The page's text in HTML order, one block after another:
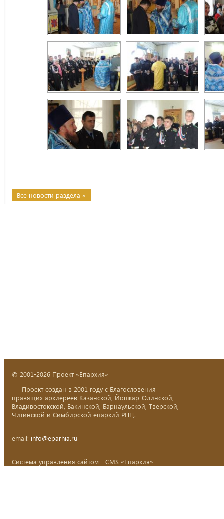
Все новости раздела »
© 2001-2026 Проект «Епархия»
Проект создан в 2001 году с Благословения
правящих архиереев Казанской, Йошкар-Олинской,
Владивостокской, Бакинской, Барнаульской, Тверской,
Читинской и Симбирской епархий РПЦ.
email: info@eparhia.ru
Система управления сайтом - CMS «Епархия»